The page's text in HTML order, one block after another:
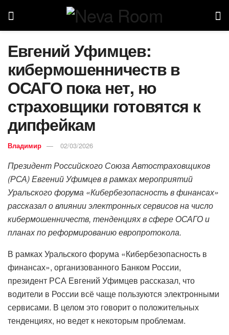
Евгений Уфимцев:
кибермошенничеств в
ОСАГО пока нет, но
страховщики готовятся к
дипфейкам
Владимир 02/03/2026
Президент Российского Союза Автостраховщиков
(РСА) Евгений Уфимцев в рамках мероприятий
Уральского форума «Кибербезопасность в финансах»
рассказал о влиянии электронных сервисов на число
кибермошенничеств, тенденциях в сфере ОСАГО и
планах по реформированию европротокола.
В рамках Уральского форума «Кибербезопасность в
финансах», организованного Банком России,
президент РСА Евгений Уфимцев рассказал, что
водители в России всё чаще пользуются электронными
сервисами. В целом это говорит о положительных
тенденциях, но ведет к некоторым проблемам.